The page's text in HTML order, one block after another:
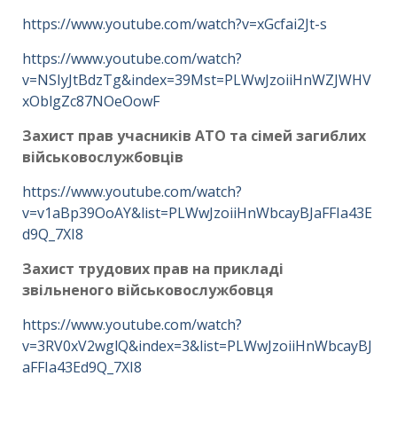
https://www.youtube.com/watch?v=xGcfai2Jt-s
https://www.youtube.com/watch?
v=NSIyJtBdzTg&index=39Mst=PLWwJzoiiHnWZJWHV
xOblgZc87NOeOowF
Захист прав учасників АТО та сімей загиблих
військовослужбовців
https://www.youtube.com/watch?
v=v1aBp39OoAY&list=PLWwJzoiiHnWbcayBJaFFIa43E
d9Q_7XI8
Захист трудових прав на прикладі
звільненого військовослужбовця
https://www.youtube.com/watch?
v=3RV0xV2wglQ&index=3&list=PLWwJzoiiHnWbcayBJ
aFFIa43Ed9Q_7XI8